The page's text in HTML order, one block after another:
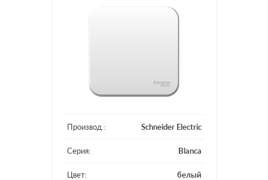
Производ.: Schneider Electric
Серия: Blanca
Цвет: белый